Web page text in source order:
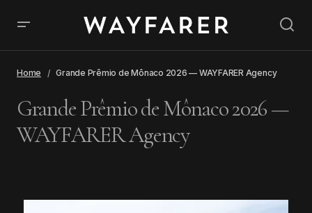
Home Grande Prêmio de Mônaco 2026 — WAYFARER Agency
Grande Prêmio de Mônaco 2026 —
WAYFARER Agency